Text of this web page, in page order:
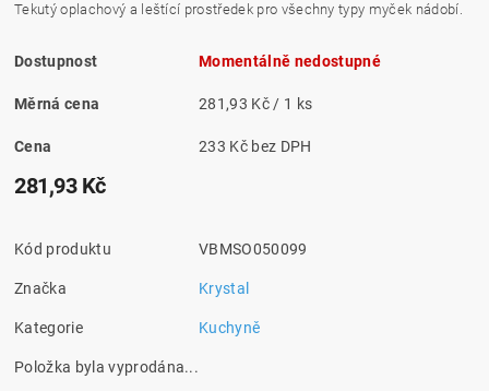
Tekutý oplachový a leštící prostředek pro všechny typy myček nádobí.
Dostupnost Momentálně nedostupné
Měrná cena 281,93 Kč / 1 ks
Cena 233 Kč bez DPH
281,93 Kč
Kód produktu VBMSO050099
Značka Krystal
Kategorie Kuchyně
Položka byla vyprodána...